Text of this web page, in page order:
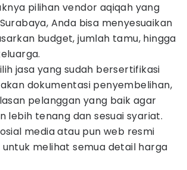
pilihan vendor aqiqah yang
Anda bisa menyesuaikan
budget, jumlah tamu, hingga
jasa yang sudah bersertifikasi
dokumentasi penyembelihan,
pelanggan yang baik agar
lebih tenang dan sesuai syariat.
media atau pun web resmi
melihat semua detail harga